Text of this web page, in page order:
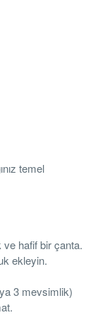
temel
hafif bir çanta.
ekleyin.
3 mevsimlik)